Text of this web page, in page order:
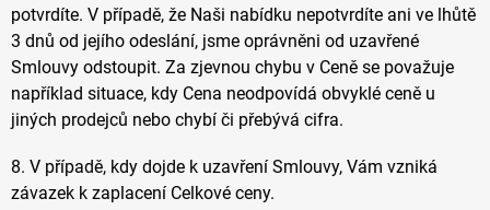
potvrdíte. V případě, že Naši nabídku nepotvrdíte ani ve lhůtě
3 dnů od jejího odeslání, jsme oprávněni od uzavřené
Smlouvy odstoupit. Za zjevnou chybu v Ceně se považuje
například situace, kdy Cena neodpovídá obvyklé ceně u
jiných prodejců nebo chybí či přebývá cifra.
8. V případě, kdy dojde k uzavření Smlouvy, Vám vzniká
závazek k zaplacení Celkové ceny.